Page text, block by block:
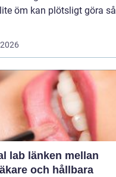
öm kan plötsligt göra så
mellan
och hållbara